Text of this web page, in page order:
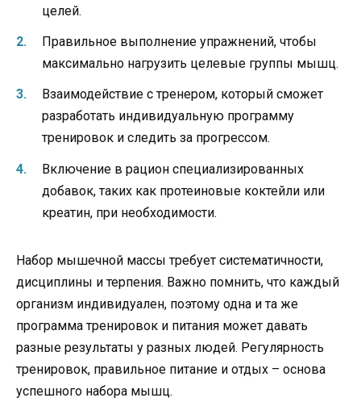
целей.
Правильное выполнение упражнений, чтобы
максимально нагрузить целевые группы мышц.
Взаимодействие с тренером, который сможет
разработать индивидуальную программу
тренировок и следить за прогрессом.
Включение в рацион специализированных
добавок, таких как протеиновые коктейли или
креатин, при необходимости.
Набор мышечной массы требует систематичности,
дисциплины и терпения. Важно помнить, что каждый
организм индивидуален, поэтому одна и та же
программа тренировок и питания может давать
разные результаты у разных людей. Регулярность
тренировок, правильное питание и отдых – основа
успешного набора мышц.